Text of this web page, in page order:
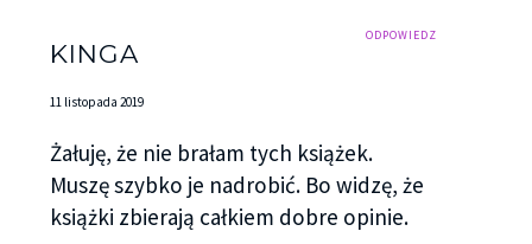
ODPOWIEDZ
KINGA
11 listopada 2019
Żałuję, że nie brałam tych książek.
Muszę szybko je nadrobić. Bo widzę, że
książki zbierają całkiem dobre opinie.